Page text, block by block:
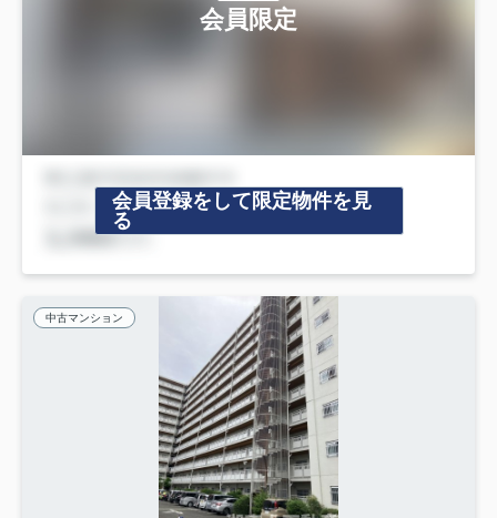
会員限定
会員登録をして限定物件を見
る
中古マンション